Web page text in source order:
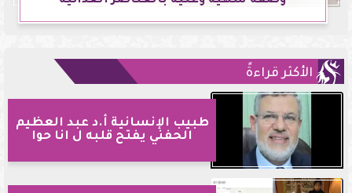
الأكثر قراءةً
طبيب الإنسانية أ.د عبد العظيم
الحفني يفتح قلبه ل انا حوا